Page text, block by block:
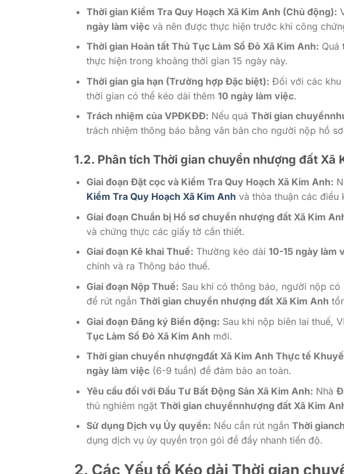
Thời gian Kiểm Tra Quy Hoạch Xã Kim Anh (Chủ động):
ngày làm việcvà nên được thực hiện trước khi công
Thời gian Hoàn tất Thủ Tục Làm Sổ Đỏ Xã Kim Anh: Quá
thực hiện trong khoảng thời gian 15 ngày này.
Thời gian gia hạn (Trường hợp Đặc biệt): Đối với các khu
thời gian có thể kéo dài thêm 10 ngày làm việc.
Trách nhiệm của VPĐKĐĐ: Nếu quá Thời gian
trách nhiệm thông báo bằng văn bản cho người nộp hồ
1.2. Phân tích Thời gian chuyển nhượng đất Xã
Giai đoạn Đặt cọc và Kiểm Tra Quy Hoạch Xã Kim Anh:
Kiểm Tra Quy Hoạch Xã Kim Anh và thỏa thuận các điều
Giai đoạn Chuẩn bị Hồ sơ chuyển nhượng đất Xã Kim
và chứng thực các giấy tờ cần thiết.
Giai đoạn Kê khai Thuế: Thường kéo dài 10-15 ngày làm
chính và ra Thông báo thuế.
Giai đoạn Nộp Thuế: Sau khi có thông báo, người nộp có
để rút ngắn Thời gian chuyển nhượng đất Xã Kim Anh
Giai đoạn Đăng ký Biến động: Sau khi nộp biên lai thuế,
Tục Làm Sổ Đỏ Xã Kim Anh mới.
Thời gian chuyển nhượngđất Xã Kim Anh Thực tế
ngày làm việc(6-9 tuần) để đảm bảo an toàn.
Yêu cầu đối với Đầu Tư Bất Động Sản Xã Kim Anh: Nhà
thủ nghiêm ngặt Thời gian chuyểnnhượng đất Xã Kim
Sử dụng Dịch vụ Ủy quyền: Nếu cần rút ngắn Thời
dụng dịch vụ ủy quyền trọn gói để đẩy nhanh tiến độ.
2. Các Yếu tố Kéo dài Thời gian